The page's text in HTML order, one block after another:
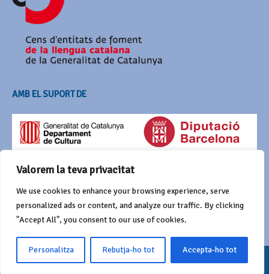
Valorem la teva privacitat
We use cookies to enhance your browsing experience, serve
personalized ads or content, and analyze our traffic. By clicking
"Accept All", you consent to our use of cookies.
Personalitza Rebutja-ho tot Accepta-ho tot
AMB EL SUPORT DE
© 2016 Agrupació del Bestiari Festiu i Popular de Catalunya
Funciona ambWordpressi Awaken deThemezHut